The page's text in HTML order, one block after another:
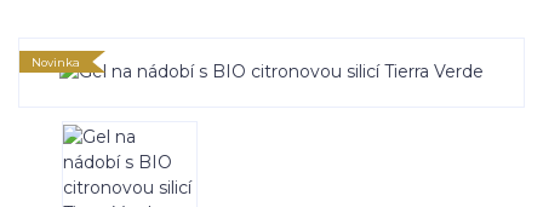
Novinka